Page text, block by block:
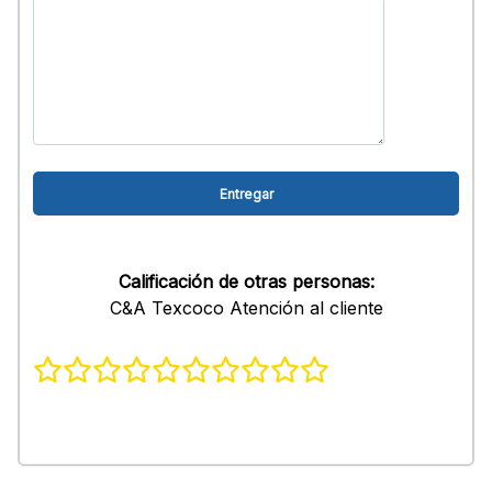
Calificación de otras personas:
C&A Texcoco Atención al cliente